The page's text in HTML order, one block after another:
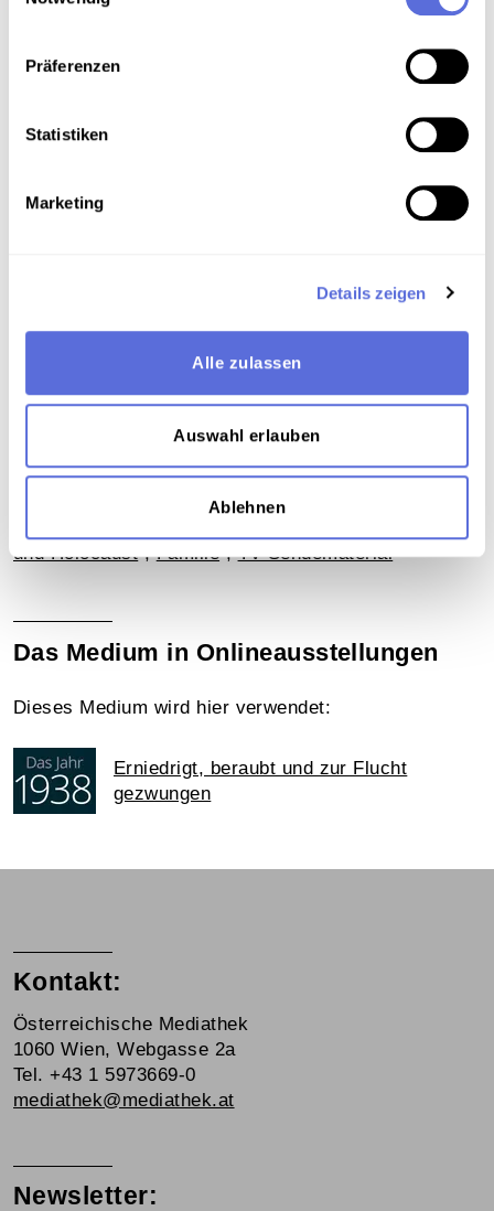
Präferenzen
Statistiken
Marketing
Details zeigen
Alle zulassen
Auswahl erlauben
Ablehnen
Art der Aufnahme
Interview
Verortung in der digitalen Sammlung
Schlagworte
,Interview
und Holocaust,Familie,TV-Sendematerial
Das Medium in Onlineausstellungen
Dieses Medium wird hier verwendet:
Erniedrigt, beraubt und zur Flucht
gezwungen
Kontakt:
Österreichische Mediathek
1060 Wien, Webgasse 2a
Tel. +43 1 5973669-0
mediathek@mediathek.at
Newsletter: